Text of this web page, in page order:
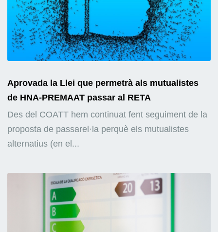
Aprovada la Llei que permetrà als mutualistes
de HNA-PREMAAT passar al RETA
Des del COATT hem continuat fent seguiment de la
proposta de passarel·la perquè els mutualistes
alternatius (en el...